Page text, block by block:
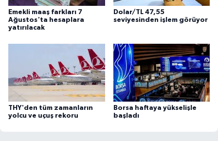
Emekli maaş farkları 7
Ağustos'ta hesaplara
yatırılacak
Dolar/TL 47,55
seviyesinden işlem görüyor
THY'den tüm zamanların
yolcu ve uçuş rekoru
Borsa haftaya yükselişle
başladı